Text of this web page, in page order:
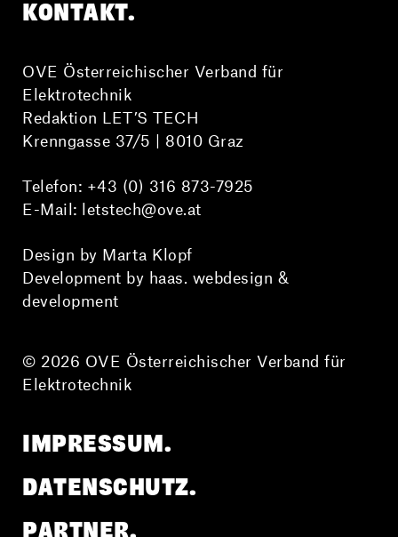
KONTAKT.
OVE Österreichischer Verband für
Elektrotechnik
Redaktion LET’S TECH
Krenngasse 37/5 | 8010 Graz
Telefon: +43 (0) 316 873-7925
E-Mail: letstech@ove.at
Design by Marta Klopf
Development by haas. webdesign &
development
© 2026 OVE Österreichischer Verband für
Elektrotechnik
IMPRESSUM.
DATENSCHUTZ.
PARTNER.